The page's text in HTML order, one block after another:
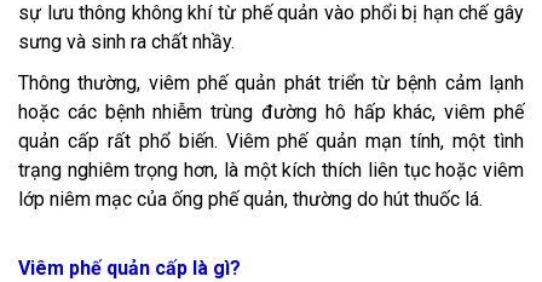
sự lưu thông không khí từ phế quản vào phổi bị hạn chế gây
sưng và sinh ra chất nhầy.
Thông thường, viêm phế quản phát triển từ bệnh cảm lạnh
hoặc các bệnh nhiễm trùng đường hô hấp khác, viêm phế
quản cấp rất phổ biến. Viêm phế quản mạn tính, một tình
trạng nghiêm trọng hơn, là một kích thích liên tục hoặc viêm
lớp niêm mạc của ống phế quản, thường do hút thuốc lá.
Viêm phế quản cấp là gì?